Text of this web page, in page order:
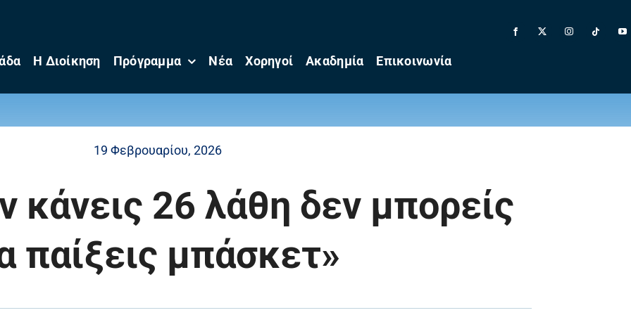
Η Διοίκηση Πρόγραμμα Νέα Χορηγοί Ακαδημία Επικοινωνία
19 Φεβρουαρίου, 2026
κάνεις 26 λάθη δεν μπορείς
παίξεις μπάσκετ»